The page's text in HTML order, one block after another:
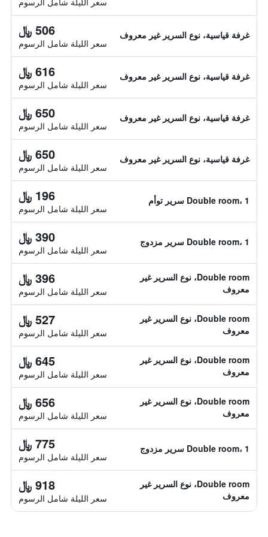
غرفة قياسية، نوع السرير غير معروف 506 ﷼
سعر الليلة شامل الرسوم
غرفة قياسية، نوع السرير غير معروف 616 ﷼
سعر الليلة شامل الرسوم
غرفة قياسية، نوع السرير غير معروف 650 ﷼
سعر الليلة شامل الرسوم
غرفة قياسية، نوع السرير غير معروف 650 ﷼
سعر الليلة شامل الرسوم
Double room، 1 سرير توأم 196 ﷼
سعر الليلة شامل الرسوم
Double room، 1 سرير مزدوج 390 ﷼
سعر الليلة شامل الرسوم
Double room، نوع السرير غير
معروف
396 ﷼
سعر الليلة شامل الرسوم
Double room، نوع السرير غير
معروف
527 ﷼
سعر الليلة شامل الرسوم
Double room، نوع السرير غير
معروف
645 ﷼
سعر الليلة شامل الرسوم
Double room، نوع السرير غير
معروف
656 ﷼
سعر الليلة شامل الرسوم
Double room، 1 سرير مزدوج 775 ﷼
سعر الليلة شامل الرسوم
Double room، نوع السرير غير
معروف
918 ﷼
سعر الليلة شامل الرسوم